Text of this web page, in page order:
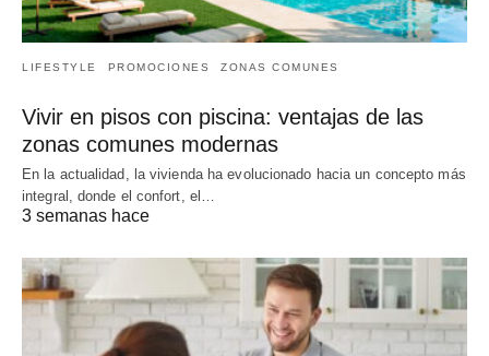
LIFESTYLE PROMOCIONES ZONAS COMUNES
Vivir en pisos con piscina: ventajas de las
zonas comunes modernas
En la actualidad, la vivienda ha evolucionado hacia un concepto más
integral, donde el confort, el…
3 semanas hace